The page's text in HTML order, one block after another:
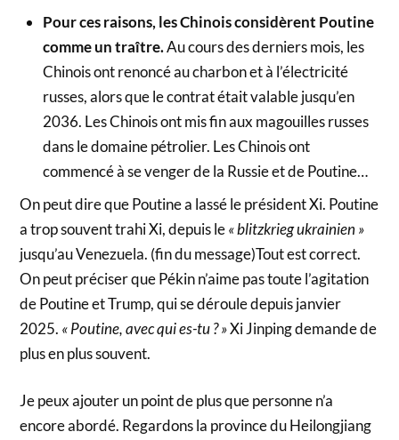
Pour ces raisons, les Chinois considèrent Poutine
comme un traître.Au cours des derniers mois, les
Chinois ont renoncé au charbon et à l’électricité
russes, alors que le contrat était valable jusqu’en
2036. Les Chinois ont mis fin aux magouilles russes
dans le domaine pétrolier. Les Chinois ont
commencé à se venger de la Russie et de Poutine…
On peut dire que Poutine a lassé le président Xi. Poutine
a trop souvent trahi Xi, depuis le« blitzkrieg ukrainien »
jusqu’au Venezuela. (fin du message)Tout est correct.
On peut préciser que Pékin n’aime pas toute l’agitation
de Poutine et Trump, qui se déroule depuis janvier
2025. « Poutine, avec qui es-tu ? »Xi Jinping demande de
plus en plus souvent.
Je peux ajouter un point de plus que personne n’a
encore abordé. Regardons la province du Heilongjiang